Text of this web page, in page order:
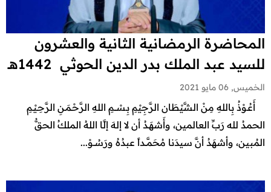
المحاضرة الرمضانية الثانية والعشرون
للسيد عبد الملك بدر الدين الحوثي 1442هـ
الخميس, 06 مايو 2021
أَعُـوْذُ بِاللهِ مِنْ الشَّيْطَان الرَّجِيْمِ بِـسْـــمِ اللهِ الرَّحْـمَـنِ الرَّحِـيْـمِ
الحمدُ لله رَبِّ العالمين، وأَشهَـدُ أن لا إلهَ إلَّا اللهُ الملكُ الحقُّ
المُبين، وأشهَدُ أنَّ سيدَنا مُحَمَّــداً عبدُهُ ورَسُــوْ...